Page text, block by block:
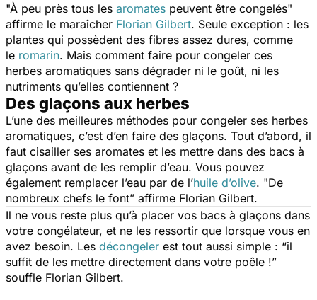
"À peu près tous les aromates peuvent être congelés"
affirme le maraîcher Florian Gilbert. Seule exception : les
plantes qui possèdent des fibres assez dures, comme
le romarin. Mais comment faire pour congeler ces
herbes aromatiques sans dégrader ni le goût, ni les
nutriments qu’elles contiennent ?
Des glaçons aux herbes
L’une des meilleures méthodes pour congeler ses herbes
aromatiques, c’est d’en faire des glaçons. Tout d’abord, il
faut cisailler ses aromates et les mettre dans des bacs à
glaçons avant de les remplir d’eau. Vous pouvez
également remplacer l’eau par de l’huile d’olive. "De
nombreux chefs le font” affirme Florian Gilbert.
Il ne vous reste plus qu’à placer vos bacs à glaçons dans
votre congélateur, et ne les ressortir que lorsque vous en
avez besoin. Les décongeler est tout aussi simple : “il
suffit de les mettre directement dans votre poêle !”
souffle Florian Gilbert.